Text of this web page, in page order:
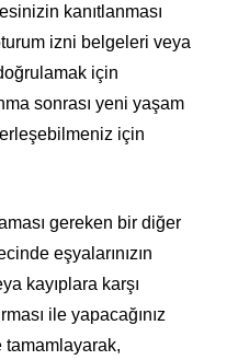
kanıtlanması
izni belgeleri veya
için
sonrası yeni yaşam
için
gereken bir diğer
eşyalarınızın
kayıplara karşı
ile yapacağınız
tamamlayarak,